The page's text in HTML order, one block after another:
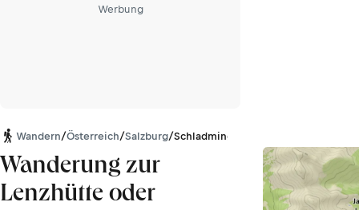
Werbung
Wandern/Österreich/Salzburg/Schladminger Tauern
Wanderung zur
Lenzhütte oder